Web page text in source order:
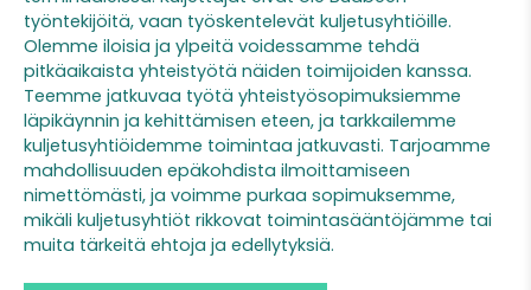
työntekijöitä, vaan työskentelevät kuljetusyhtiöille.
Olemme iloisia ja ylpeitä voidessamme tehdä
pitkäaikaista yhteistyötä näiden toimijoiden kanssa.
Teemme jatkuvaa työtä yhteistyösopimuksiemme
läpikäynnin ja kehittämisen eteen, ja tarkkailemme
kuljetusyhtiöidemme toimintaa jatkuvasti. Tarjoamme
mahdollisuuden epäkohdista ilmoittamiseen
nimettömästi, ja voimme purkaa sopimuksemme,
mikäli kuljetusyhtiöt rikkovat toimintasääntöjämme tai
muita tärkeitä ehtoja ja edellytyksiä.